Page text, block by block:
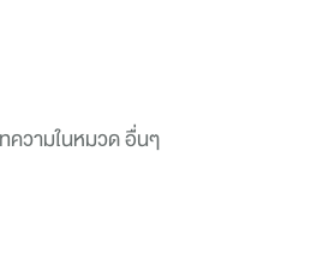
ความในหมวด อื่นๆ